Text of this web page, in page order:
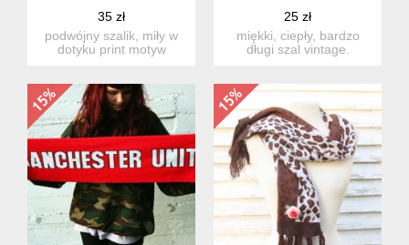
35 zł
podwójny szalik, miły w
dotyku print motyw
25 zł
miękki, ciepły, bardzo
długi szal vintage.